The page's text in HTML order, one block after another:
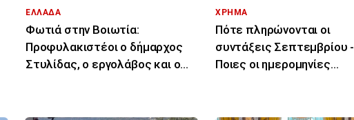
ΕΛΛΑΔΑ
Φωτιά στην Βοιωτία:
Προφυλακιστέοι ο δήμαρχος
Στυλίδας, ο εργολάβος και ο
ΧΡΗΜΑ
Πότε πληρώνονται οι
συντάξεις Σεπτεμβρίου -
Ποιες οι ημερομηνίες